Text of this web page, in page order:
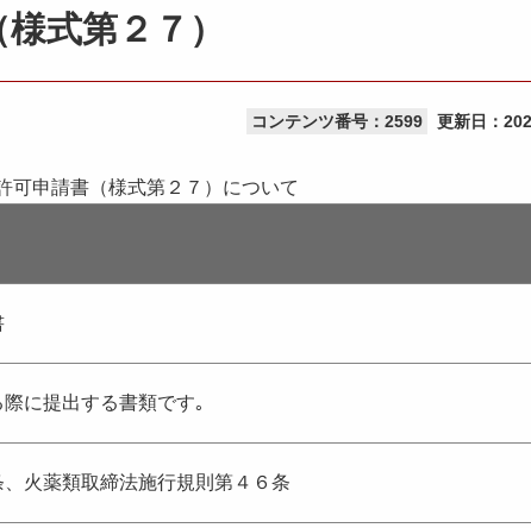
式第２７）
コンテンツ番号：2599 更新日：
可申請書（様式第２７）について
に提出する書類です｡
火薬類取締法施行規則第４６条